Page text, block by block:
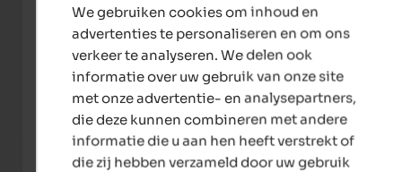
We gebruiken cookies om inhoud en
advertenties te personaliseren en om ons
verkeer te analyseren. We delen ook
informatie over uw gebruik van onze site
met onze advertentie- en analysepartners,
die deze kunnen combineren met andere
informatie die u aan hen heeft verstrekt of
die zij hebben verzameld door uw gebruik